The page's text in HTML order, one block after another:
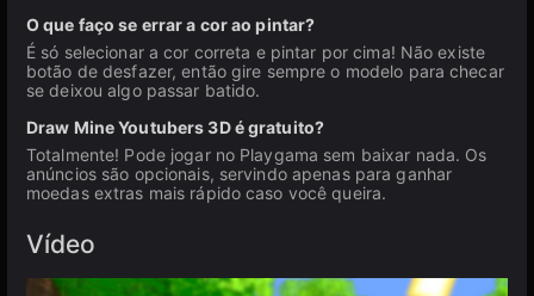
O que faço se errar a cor ao pintar?
É só selecionar a cor correta e pintar por cima! Não existe
botão de desfazer, então gire sempre o modelo para checar
se deixou algo passar batido.
Draw Mine Youtubers 3D é gratuito?
Totalmente! Pode jogar no Playgama sem baixar nada. Os
anúncios são opcionais, servindo apenas para ganhar
moedas extras mais rápido caso você queira.
Vídeo